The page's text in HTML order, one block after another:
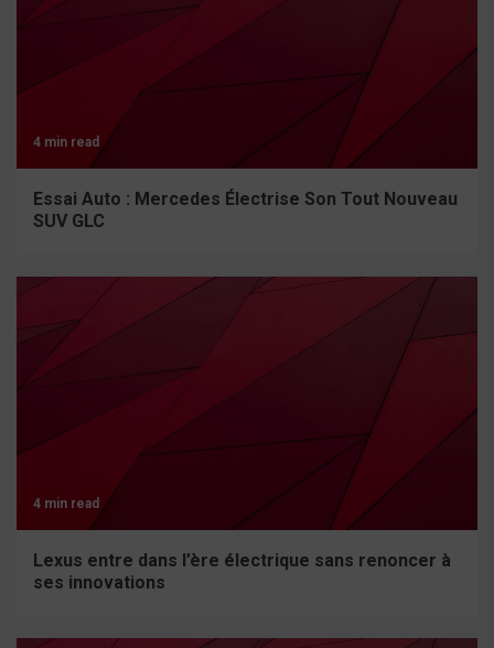
4 min read
Essai Auto : Mercedes Électrise Son Tout Nouveau
SUV GLC
4 min read
Lexus entre dans l’ère électrique sans renoncer à
ses innovations